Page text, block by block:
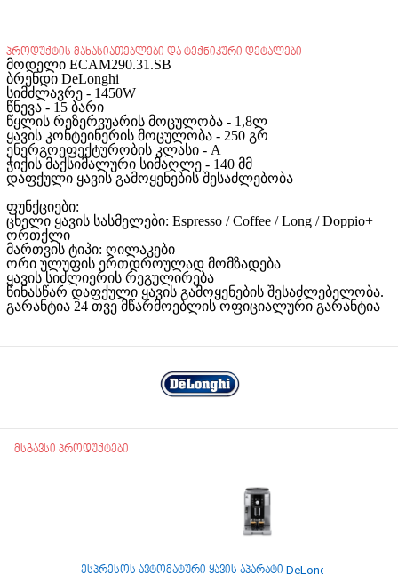
პროდუქტის მახასიათებლები და ტექნიკური დეტალები
მოდელი ECAM290.31.SB
ბრენდი DeLonghi
სიმძლავრე - 1450W
წნევა - 15 ბარი
წყლის რეზერვუარის მოცულობა - 1,8ლ
ყავის კონტეინერის მოცულობა - 250 გრ
ენერგოეფექტურობის კლასი - A
ჭიქის მაქსიმალური სიმაღლე - 140 მმ
დაფქული ყავის გამოყენების შესაძლებობა
ფუნქციები:
ცხელი ყავის სასმელები: Espresso / Coffee / Long / Doppio+
ორთქლი
მართვის ტიპი: ღილაკები
ორი ულუფის ერთდროულად მომზადება
ყავის სიძლიერის რეგულირება
წინასწარ დაფქული ყავის გამოყენების შესაძლებელობა.
გარანტია 24 თვე მწარმოებლის ოფიციალური გარანტია
მსგავსი პროდუქტები
ესპრესოს ავტომატური ყავის აპარატი DeLonghi